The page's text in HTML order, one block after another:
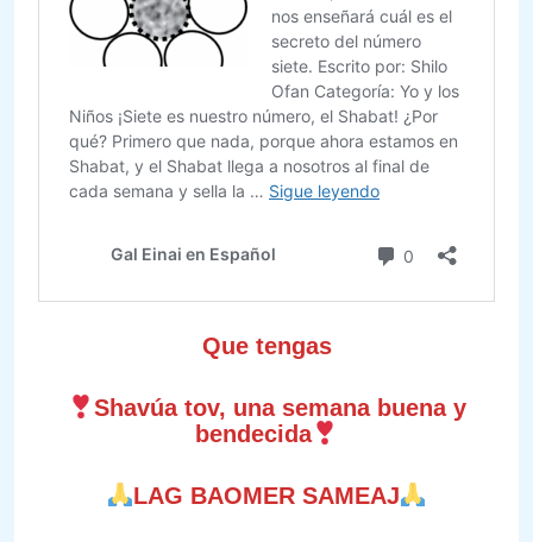
Que tengas
Shavúa tov, una semana buena y
bendecida
LAG BAOMER SAMEAJ